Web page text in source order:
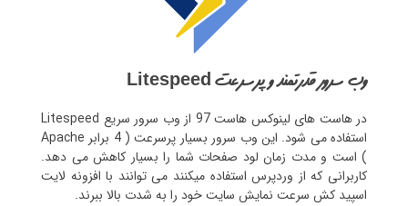
وب سرور قدرتمند و پرسرعت Litespeed
در هاست های لینوکس هاست 97 از وب سرور سریع Litespeed
استفاده می شود. این وب سرور بسیار پرسرعت ( 4 برابر Apache
) است و مدت زمان لود صفحات شما را بسیار کاهش می دهد.
کاربرانی که از وردپرس استفاده میکنند می توانند با افزونه لایت
اسپید کش سرعت نمایش سایت خود را به شدت بالا ببرند.